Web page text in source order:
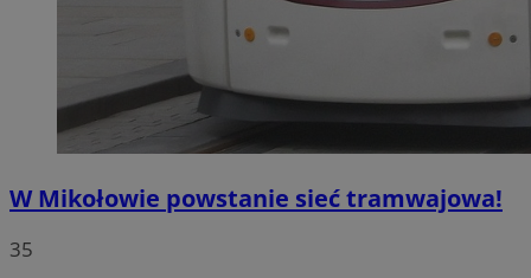
W Mikołowie powstanie sieć tramwajowa!
35